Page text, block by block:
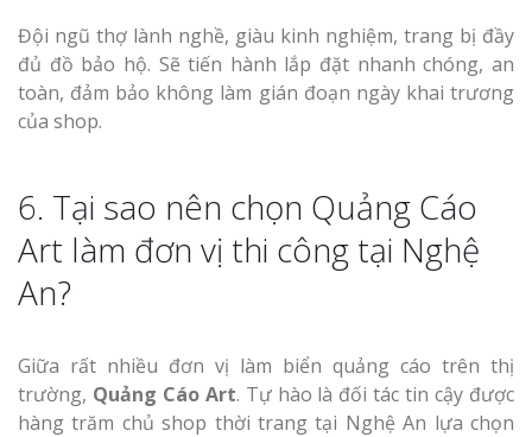
Đội ngũ thợ lành nghề, giàu kinh nghiệm, trang bị đầy
đủ đồ bảo hộ. Sẽ tiến hành lắp đặt nhanh chóng, an
toàn, đảm bảo không làm gián đoạn ngày khai trương
của shop.
6. Tại sao nên chọn Quảng Cáo
Art làm đơn vị thi công tại Nghệ
An?
Giữa rất nhiều đơn vị làm biển quảng cáo trên thị
trường, Quảng Cáo Art. Tự hào là đối tác tin cậy được
hàng trăm chủ shop thời trang tại Nghệ An lựa chọn